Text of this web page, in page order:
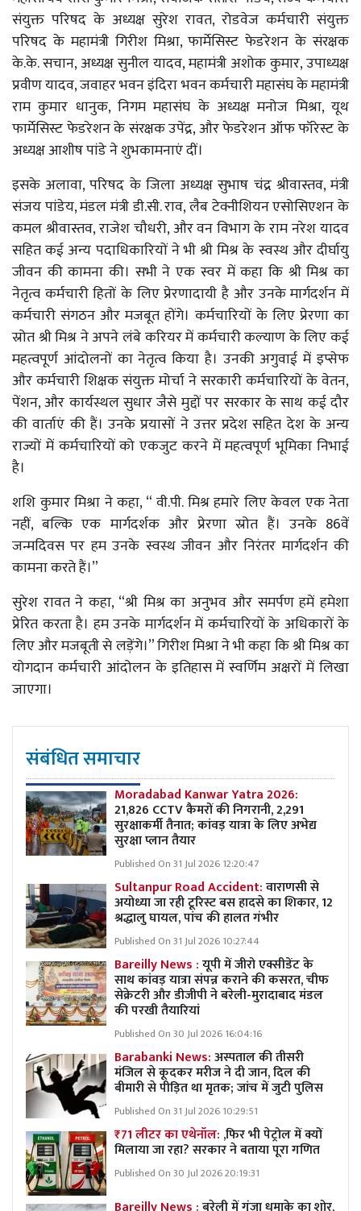
संयुक्त परिषद के अध्यक्ष सुरेश रावत, रोडवेज कर्मचारी संयुक्त
परिषद के महामंत्री गिरीश मिश्रा, फार्मेसिस्ट फेडरेशन के संरक्षक
के.के. सचान, अध्यक्ष सुनील यादव, महामंत्री अशोक कुमार, उपाध्यक्ष
प्रवीण यादव, जवाहर भवन इंदिरा भवन कर्मचारी महासंघ के महामंत्री
राम कुमार धानुक, निगम महासंघ के अध्यक्ष मनोज मिश्रा, यूथ
फार्मेसिस्ट फेडरेशन के संरक्षक उपेंद्र, और फेडरेशन ऑफ फॉरेस्ट के
अध्यक्ष आशीष पांडे ने शुभकामनाएं दीं।
इसके अलावा, परिषद के जिला अध्यक्ष सुभाष चंद्र श्रीवास्तव, मंत्री
संजय पांडेय, मंडल मंत्री डी.सी. राव, लैब टेक्नीशियन एसोसिएशन के
कमल श्रीवास्तव, राजेश चौधरी, और वन विभाग के राम नरेश यादव
सहित कई अन्य पदाधिकारियों ने भी श्री मिश्र के स्वस्थ और दीर्घायु
जीवन की कामना की। सभी ने एक स्वर में कहा कि श्री मिश्र का
नेतृत्व कर्मचारी हितों के लिए प्रेरणादायी है और उनके मार्गदर्शन में
कर्मचारी संगठन और मजबूत होंगे। कर्मचारियों के लिए प्रेरणा का
स्रोत श्री मिश्र ने अपने लंबे करियर में कर्मचारी कल्याण के लिए कई
महत्वपूर्ण आंदोलनों का नेतृत्व किया है। उनकी अगुवाई में इप्सेफ
और कर्मचारी शिक्षक संयुक्त मोर्चा ने सरकारी कर्मचारियों के वेतन,
पेंशन, और कार्यस्थल सुधार जैसे मुद्दों पर सरकार के साथ कई दौर
की वार्ताएं की हैं। उनके प्रयासों ने उत्तर प्रदेश सहित देश के अन्य
राज्यों में कर्मचारियों को एकजुट करने में महत्वपूर्ण भूमिका निभाई
है।
शशि कुमार मिश्रा ने कहा, “ वी.पी. मिश्र हमारे लिए केवल एक नेता
नहीं, बल्कि एक मार्गदर्शक और प्रेरणा स्रोत हैं। उनके 86वें
जन्मदिवस पर हम उनके स्वस्थ जीवन और निरंतर मार्गदर्शन की
कामना करते हैं।”
सुरेश रावत ने कहा, “श्री मिश्र का अनुभव और समर्पण हमें हमेशा
प्रेरित करता है। हम उनके मार्गदर्शन में कर्मचारियों के अधिकारों के
लिए और मजबूती से लड़ेंगे।” गिरीश मिश्रा ने भी कहा कि श्री मिश्र का
योगदान कर्मचारी आंदोलन के इतिहास में स्वर्णिम अक्षरों में लिखा
जाएगा।
संबंधित समाचार
Moradabad Kanwar Yatra 2026:
21,826 CCTV कैमरों की निगरानी, 2,291
सुरक्षाकर्मी तैनात; कांवड़ यात्रा के लिए अभेद्य
सुरक्षा प्लान तैयार
Published On 31 Jul 2026 12:20:47
Sultanpur Road Accident:वाराणसी से
अयोध्या जा रही टूरिस्ट बस हादसे का शिकार, 12
श्रद्धालु घायल, पांच की हालत गंभीर
Published On 31 Jul 2026 10:27:44
Bareilly News :यूपी में जीरो एक्सीडेंट के
साथ कांवड़ यात्रा संपन्न कराने की कसरत, चीफ
सेक्रेटरी और डीजीपी ने बरेली-मुरादाबाद मंडल
की परखी तैयारियां
Published On 30 Jul 2026 16:04:16
Barabanki News:अस्पताल की तीसरी
मंजिल से कूदकर मरीज ने दी जान, दिल की
बीमारी से पीड़ित था मृतक; जांच में जुटी पुलिस
Published On 31 Jul 2026 10:29:51
₹71 लीटर का एथेनॉल: ,फिर भी पेट्रोल में क्यों
मिलाया जा रहा? सरकार ने बताया पूरा गणित
Published On 30 Jul 2026 20:19:31